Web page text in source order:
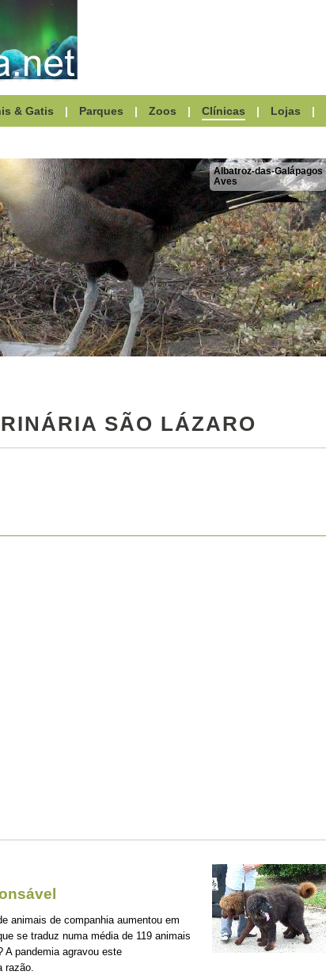
& Gatis | Parques | Zoos | Clínicas | Lojas |
Albatroz-das-Galápagos
Aves
SÃO LÁZARO
animais de companhia aumentou em
se traduz numa média de 119 animais
A pandemia agravou este
razão.